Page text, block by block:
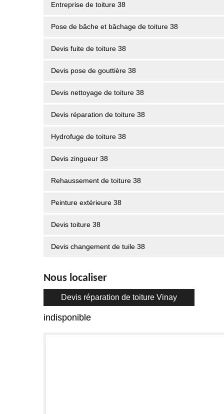
Entreprise de toiture 38
Pose de bâche et bâchage de toiture 38
Devis fuite de toiture 38
Devis pose de gouttière 38
Devis nettoyage de toiture 38
Devis réparation de toiture 38
Hydrofuge de toiture 38
Devis zingueur 38
Rehaussement de toiture 38
Peinture extérieure 38
Devis toiture 38
Devis changement de tuile 38
Nous localiser
Devis réparation de toiture Vinay
indisponible